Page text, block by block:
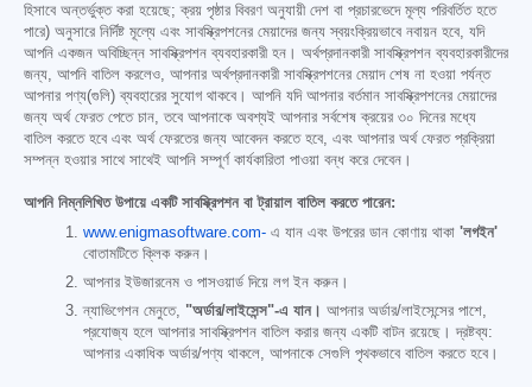
হিসাবে অন্তর্ভুক্ত করা হয়েছে; ক্রয় পৃষ্ঠার বিবরণ অনুযায়ী দেশ বা প্রচারভেদে মূল্য পরিবর্তিত হতে
পারে) অনুসারে নির্দিষ্ট মূল্যে এবং সাবস্ক্রিপশনের মেয়াদের জন্য স্বয়ংক্রিয়ভাবে নবায়ন হবে, যদি
আপনি একজন অবিচ্ছিন্ন সাবস্ক্রিপশন ব্যবহারকারী হন। অর্থপ্রদানকারী সাবস্ক্রিপশন ব্যবহারকারীদের
জন্য, আপনি বাতিল করলেও, আপনার অর্থপ্রদানকারী সাবস্ক্রিপশনের মেয়াদ শেষ না হওয়া পর্যন্ত
আপনার পণ্য(গুলি) ব্যবহারের সুযোগ থাকবে। আপনি যদি আপনার বর্তমান সাবস্ক্রিপশনের মেয়াদের
জন্য অর্থ ফেরত পেতে চান, তবে আপনাকে অবশ্যই আপনার সর্বশেষ ক্রয়ের ৩০ দিনের মধ্যে
বাতিল করতে হবে এবং অর্থ ফেরতের জন্য আবেদন করতে হবে, এবং আপনার অর্থ ফেরত প্রক্রিয়া
সম্পন্ন হওয়ার সাথে সাথেই আপনি সম্পূর্ণ কার্যকারিতা পাওয়া বন্ধ করে দেবেন।
আপনি নিম্নলিখিত উপায়ে একটি সাবস্ক্রিপশন বা ট্রায়াল বাতিল করতে পারেন:
www.enigmasoftware.com- এ যান এবং উপরের ডান কোণায় থাকা 'লগইন'
বোতামটিতে ক্লিক করুন।
আপনার ইউজারনেম ও পাসওয়ার্ড দিয়ে লগ ইন করুন।
ন্যাভিগেশন মেনুতে, "অর্ডার/লাইসেন্স"-এ যান। আপনার অর্ডার/লাইসেন্সের পাশে,
প্রযোজ্য হলে আপনার সাবস্ক্রিপশন বাতিল করার জন্য একটি বাটন রয়েছে। দ্রষ্টব্য:
আপনার একাধিক অর্ডার/পণ্য থাকলে, আপনাকে সেগুলি পৃথকভাবে বাতিল করতে হবে।